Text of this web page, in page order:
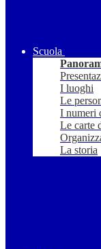
Scuola
I luoghi
Le
I numeri
Le carte
La storia